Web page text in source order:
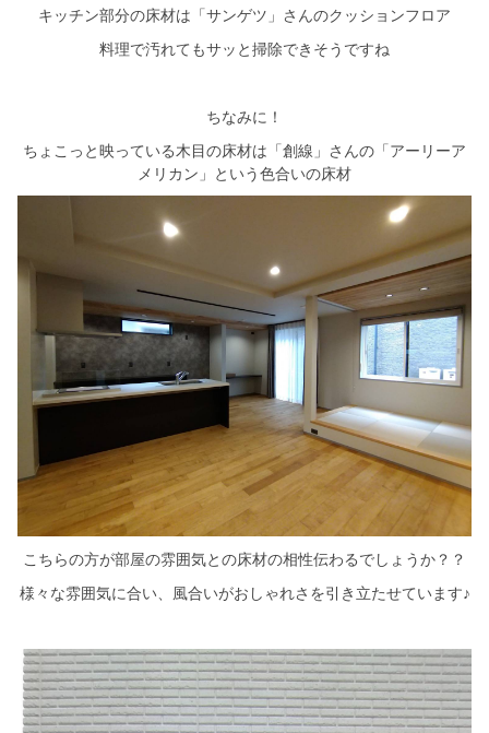
キッチン部分の床材は「サンゲツ」さんのクッションフロア
料理で汚れてもサッと掃除できそうですね
ちなみに！
ちょこっと映っている木目の床材は「創線」さんの「アーリーア
メリカン」という色合いの床材
こちらの方が部屋の雰囲気との床材の相性伝わるでしょうか？？
様々な雰囲気に合い、風合いがおしゃれさを引き立たせています♪